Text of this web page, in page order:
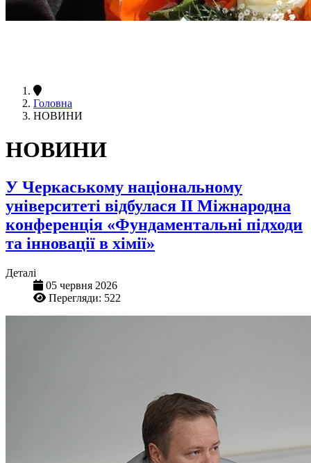
Головна
НОВИНИ
НОВИНИ
У Черкаському національному
університеті відбулася II Міжнародна
конференція «Фундаментальні підходи
та інновації в хімії»
Деталі
05 червня 2026
Перегляди: 522